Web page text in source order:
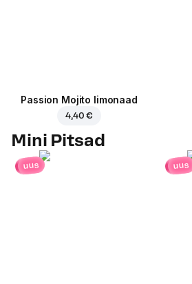
Passion Mojito limonaad
4,40 €
Mini Pitsad
uus uus